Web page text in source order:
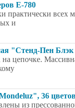
E-780
практически всех
и
"Стенд-Пен
на цепочке.
36
из